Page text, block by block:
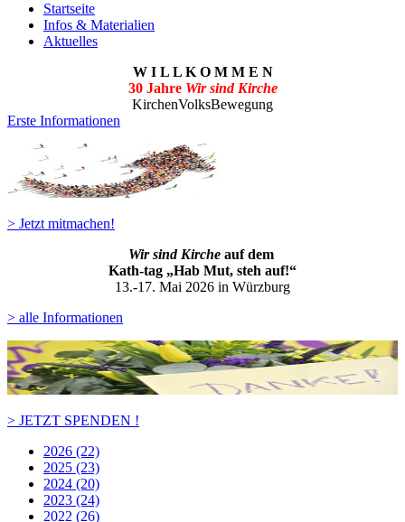
Startseite
Infos & Materialien
Aktuelles
W I L L K O M M E N
30 Jahre Wir sind Kirche
KirchenVolksBewegung
Erste Informationen
> Jetzt mitmachen!
Wir sind Kirche auf dem
Kath-tag „Hab Mut, steh auf!“
13.-17. Mai 2026 in Würzburg
> alle Informationen
> JETZT SPENDEN !
2026 (22)
2025 (23)
2024 (20)
2023 (24)
2022 (26)